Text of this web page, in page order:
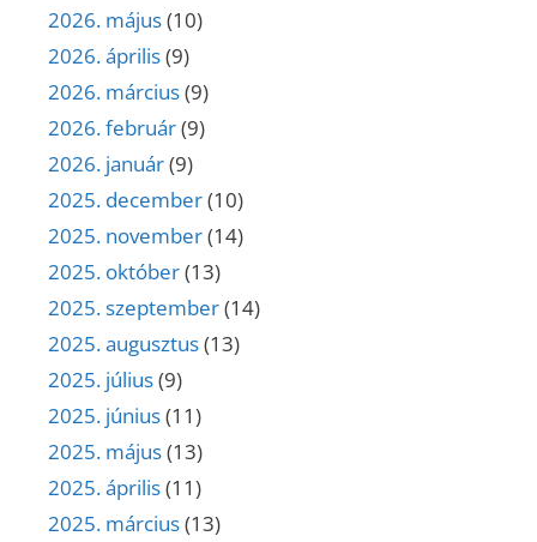
2026. május(10)
2026. április(9)
2026. március(9)
2026. február(9)
2026. január(9)
2025. december(10)
2025. november(14)
2025. október(13)
2025. szeptember(14)
2025. augusztus(13)
2025. július(9)
2025. június(11)
2025. május(13)
2025. április(11)
2025. március(13)